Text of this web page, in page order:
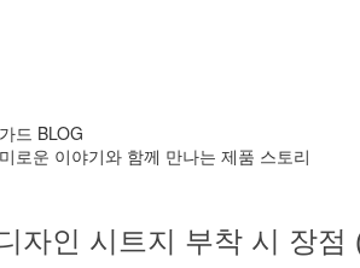
드 BLOG
로운 이야기와 함께 만나는 제품 스토리
자인 시트지 부착 시 장점